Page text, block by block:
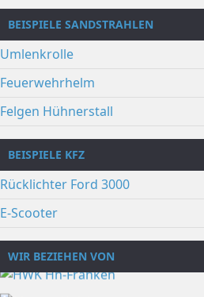
BEISPIELE SANDSTRAHLEN
Umlenkrolle
Feuerwehrhelm
Felgen Hühnerstall
BEISPIELE KFZ
Rücklichter Ford 3000
E-Scooter
WIR BEZIEHEN VON